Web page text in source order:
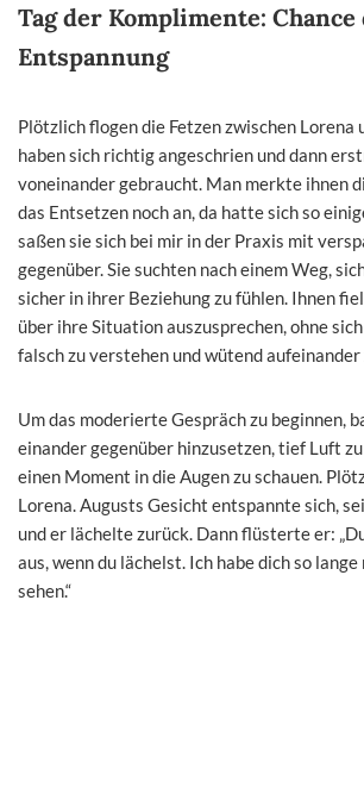
Tag der Komplimente: Chance
Entspannung
Plötzlich flogen die Fetzen zwischen Lorena
haben sich richtig angeschrien und dann
voneinander gebraucht. Man merkte ihnen
das Entsetzen noch an, da hatte sich so
saßen sie sich bei mir in der Praxis mit
gegenüber. Sie suchten nach einem Weg,
sicher in ihrer Beziehung zu fühlen. Ihnen
über ihre Situation auszusprechen, ohne
falsch zu verstehen und wütend aufeinander
Um das moderierte Gespräch zu beginnen,
einander gegenüber hinzusetzen, tief Luft
einen Moment in die Augen zu schauen.
Lorena. Augusts Gesicht entspannte sich,
und er lächelte zurück. Dann flüsterte er:
aus, wenn du lächelst. Ich habe dich so
sehen.“